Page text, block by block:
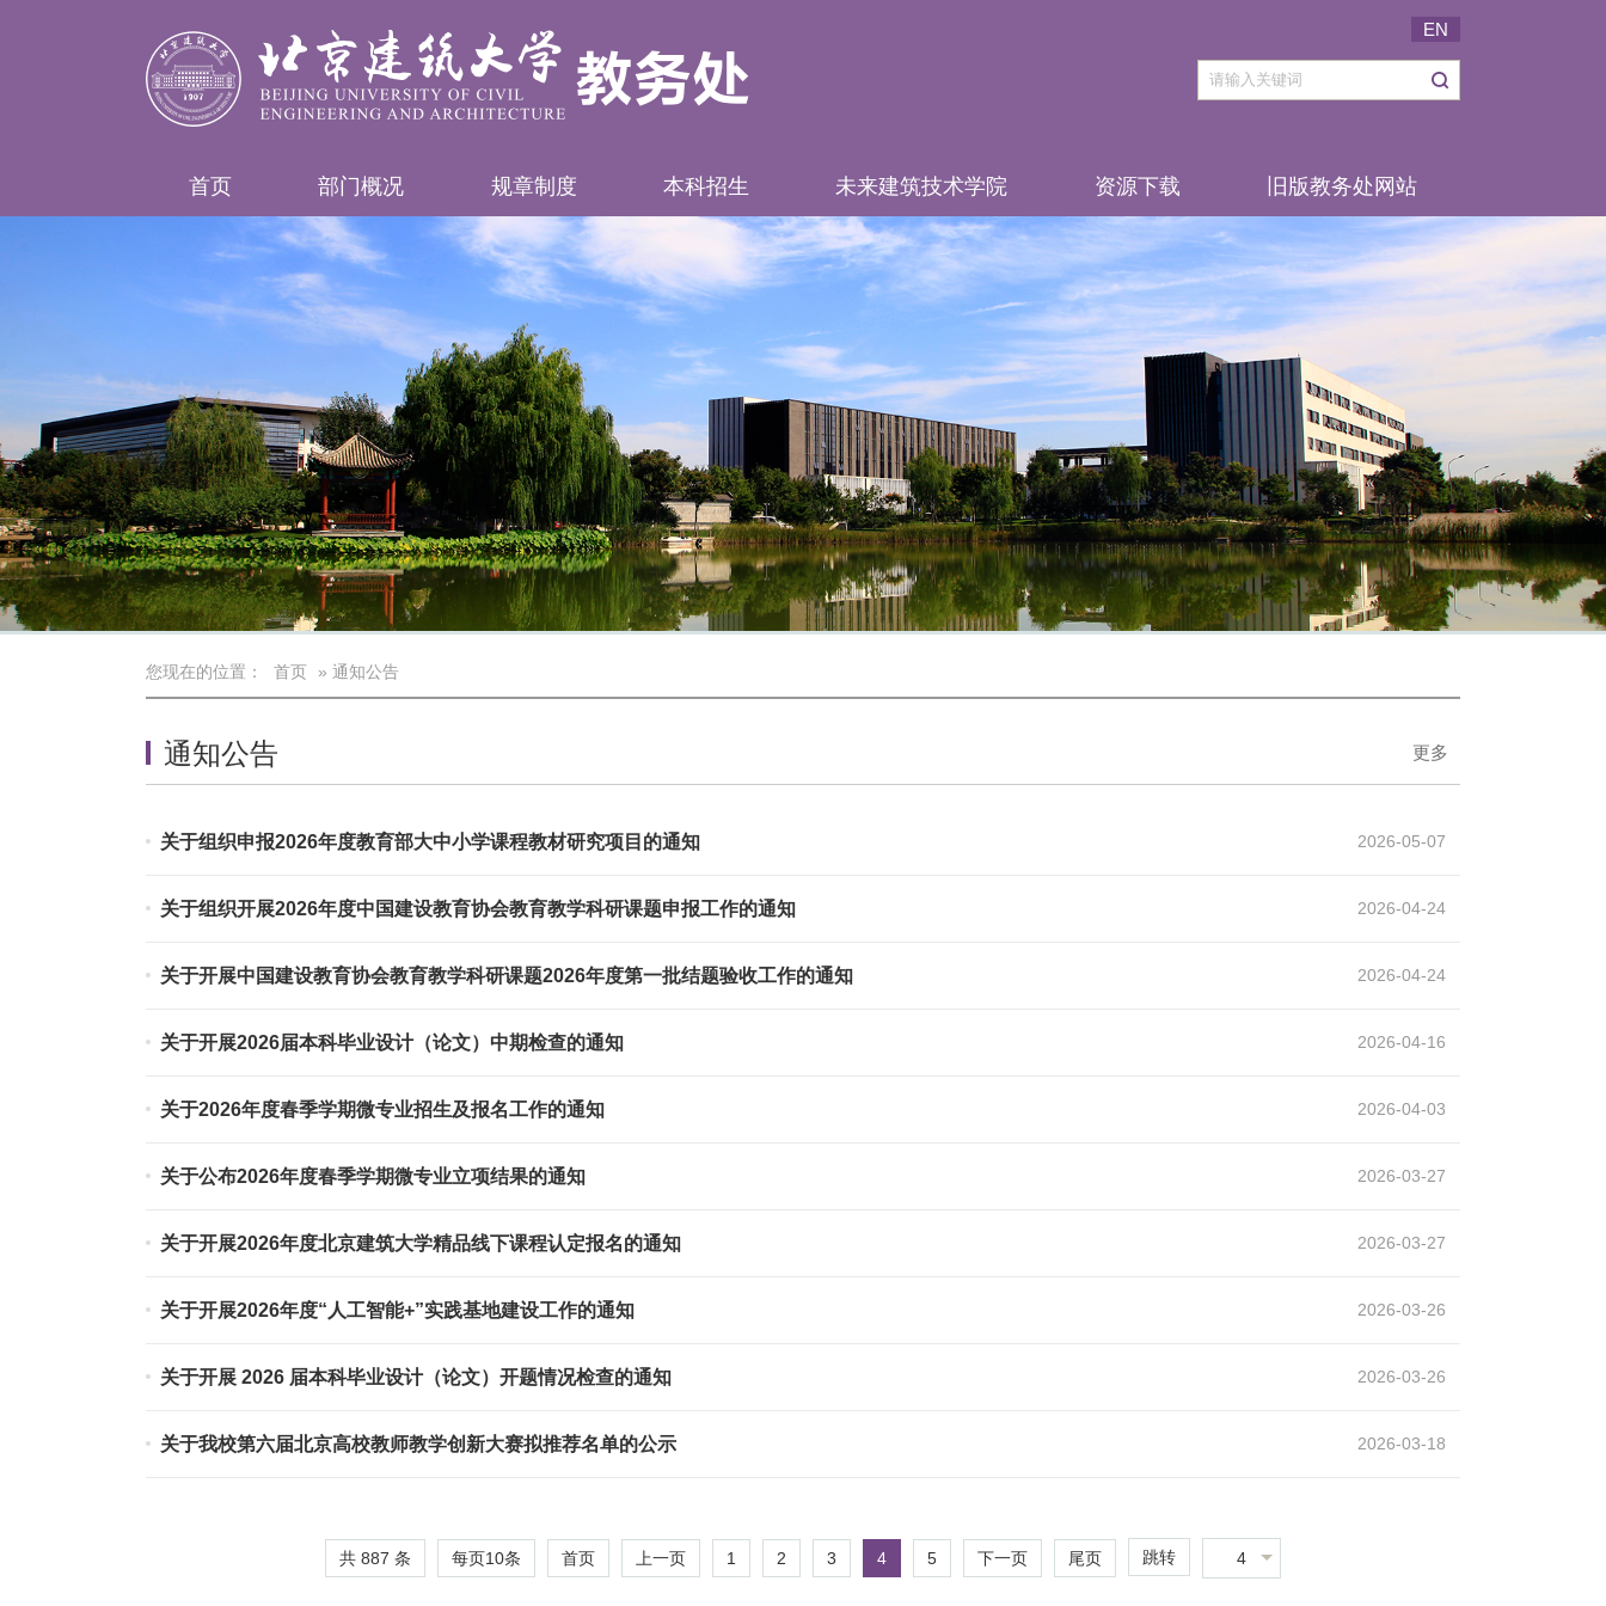
EN
首页 部门概况 规章制度 本科招生 未来建筑技术学院 资源下载 旧版教务处网站
您现在的位置： 首页 » 通知公告
更多
通知公告
关于组织申报2026年度教育部大中小学课程教材研究项目的通知 2026-05-07
关于组织开展2026年度中国建设教育协会教育教学科研课题申报工作的通知 2026-04-24
关于开展中国建设教育协会教育教学科研课题2026年度第一批结题验收工作的通知 2026-04-24
关于开展2026届本科毕业设计（论文）中期检查的通知 2026-04-16
关于2026年度春季学期微专业招生及报名工作的通知 2026-04-03
关于公布2026年度春季学期微专业立项结果的通知 2026-03-27
关于开展2026年度北京建筑大学精品线下课程认定报名的通知 2026-03-27
关于开展2026年度“人工智能+”实践基地建设工作的通知 2026-03-26
关于开展 2026 届本科毕业设计（论文）开题情况检查的通知 2026-03-26
关于我校第六届北京高校教师教学创新大赛拟推荐名单的公示 2026-03-18
共 887 条 每页10条 首页 上一页 1 2 3 4 5 下一页 尾页 跳转 4